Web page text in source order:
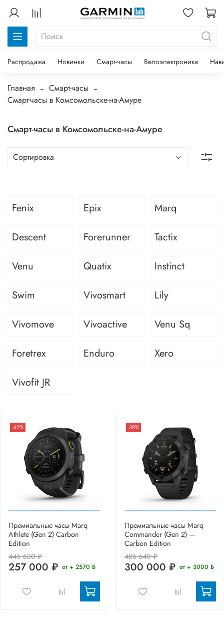
Распродажа Новинки Смарт-часы Велоэлектроника
Главная
Смарт-часы
Смарт-часы в Комсомольске-на-Амуре
Смарт-часы в Комсомольске-на-Амуре
Fenix Epix
Marq
Descent
Forerunner
Tactix
Venu
Quatix
Instinct
Swim
Vivosmart
Lily
Vivomove
Vivoactive
Venu Sq
Foretrex
Enduro
Xero
Vivofit JR
-42%
Премиальные часы Marq
Athlete (Gen 2) Carbon
Edition
446 600 ₽
257 000 ₽ от + 2570 Б
-38%
Премиальные часы Marq
Commander (Gen 2) —
Carbon Edition
486 640 ₽
300 000 ₽ от + 3000 Б